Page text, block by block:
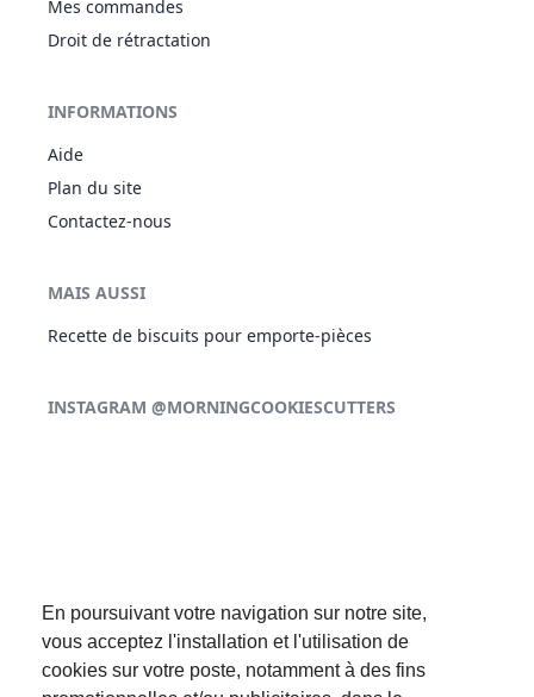
En poursuivant votre navigation sur notre site,
vous acceptez l'installation et l'utilisation de
cookies sur votre poste, notamment à des fins
Mes commandes
Droit de rétractation
INFORMATIONS
Aide
Plan du site
Contactez-nous
MAIS AUSSI
Recette de biscuits pour emporte-pièces
INSTAGRAM @MORNINGCOOKIESCUTTERS